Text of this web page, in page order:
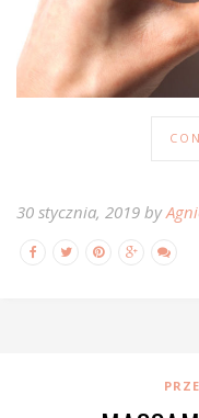
30 stycznia, 2019 by